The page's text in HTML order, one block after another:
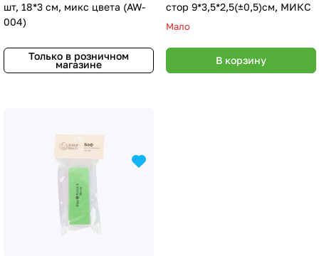
шт, 18*3 см, микс цвета (AW-
004)
Только в розничном
магазине
стор 9*3,5*2,5(±0,5)см, МИКС
Мало
В корзину